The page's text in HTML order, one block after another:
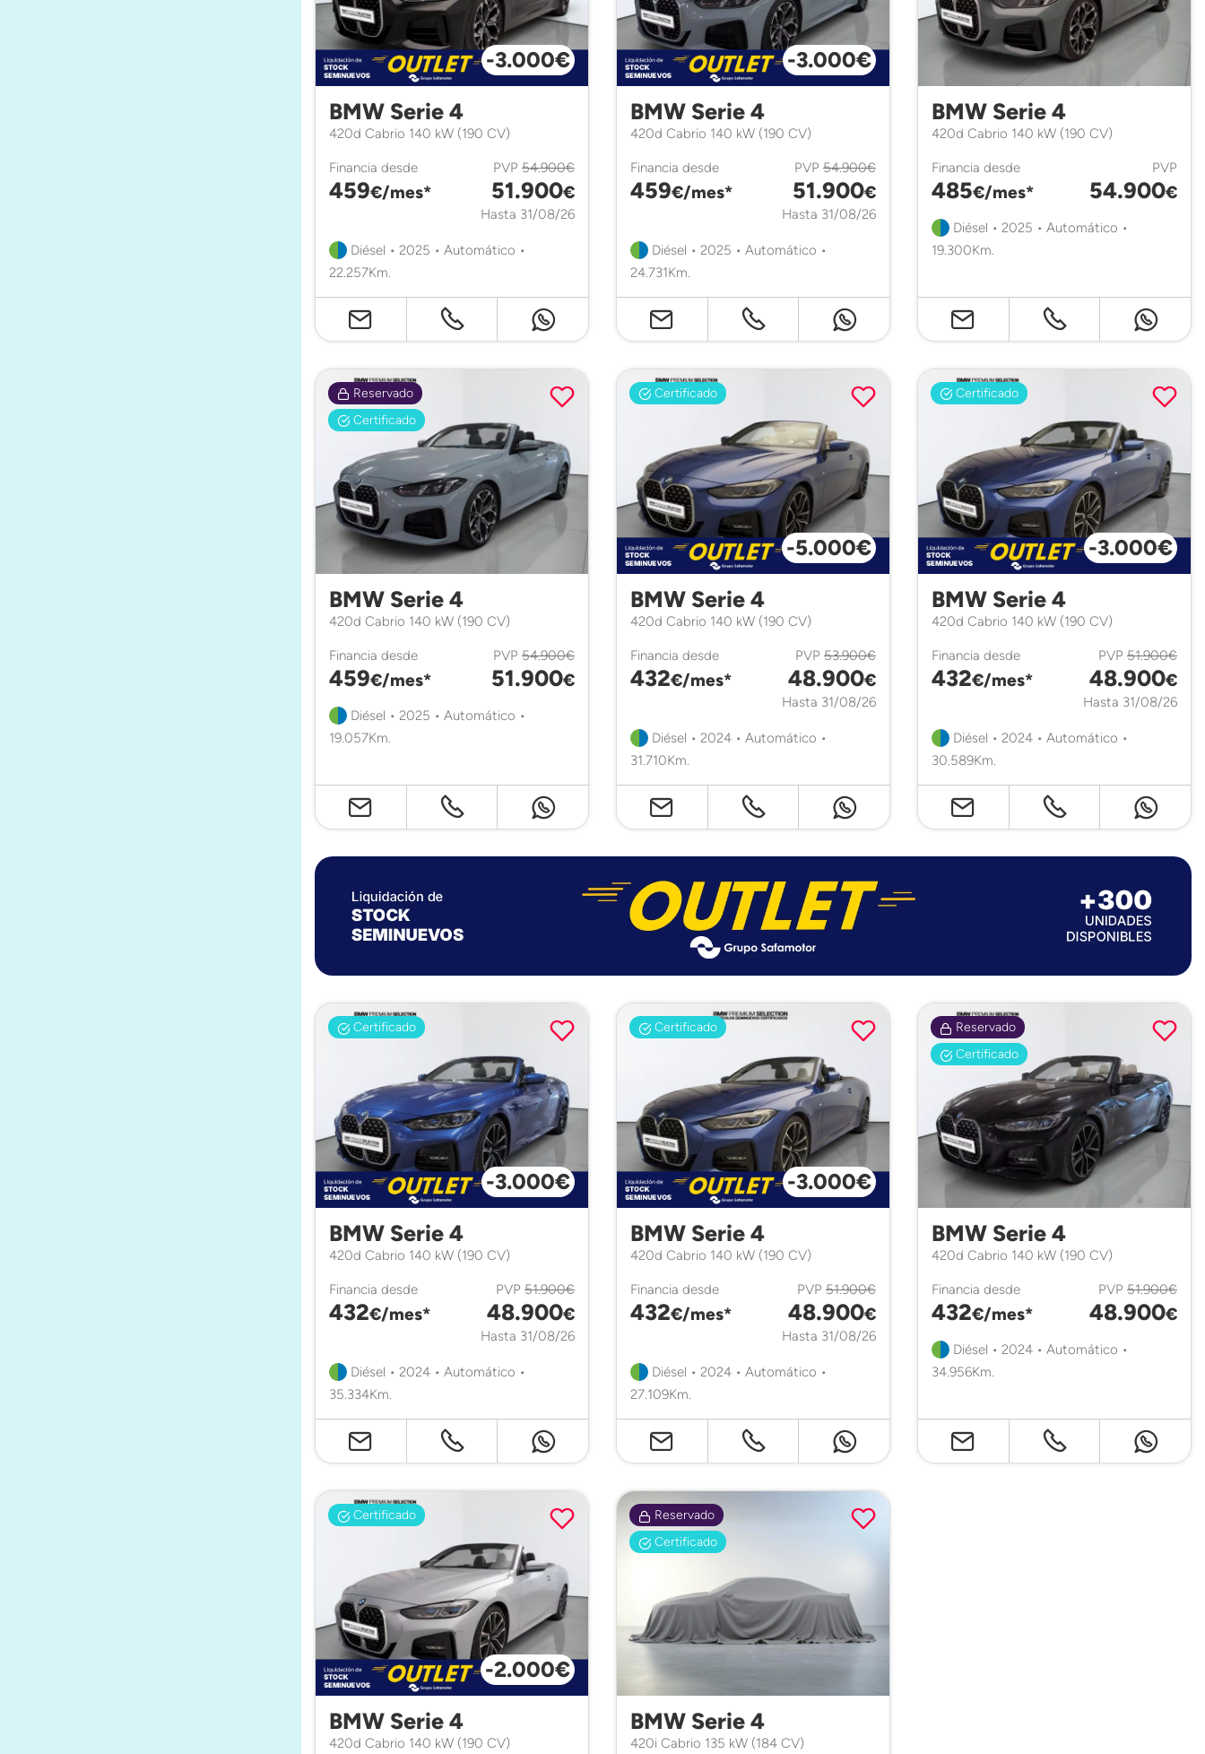
-3.000€
BMW Serie 4
420d Cabrio 140 kW (190 CV)
Financia desde
459€/mes*
PVP 54.900€
51.900€
Hasta 31/08/26
Diésel • 2025 • Automático •
22.257Km.
-3.000€
BMW Serie 4
420d Cabrio 140 kW (190 CV)
Financia desde
459€/mes*
PVP 54.900€
51.900€
Hasta 31/08/26
Diésel • 2025 • Automático •
24.731Km.
BMW Serie 4
420d Cabrio 140 kW (190 CV)
Financia desde
485€/mes*
PVP
54.900€
Diésel • 2025 • Automático •
19.300Km.
Reservado
Certificado
BMW Serie 4
420d Cabrio 140 kW (190 CV)
Financia desde
459€/mes*
PVP 54.900€
51.900€
Diésel • 2025 • Automático •
19.057Km.
Certificado
-5.000€
BMW Serie 4
420d Cabrio 140 kW (190 CV)
Financia desde
432€/mes*
PVP 53.900€
48.900€
Hasta 31/08/26
Diésel • 2024 • Automático •
31.710Km.
Certificado
-3.000€
BMW Serie 4
420d Cabrio 140 kW (190 CV)
Financia desde
432€/mes*
PVP 51.900€
48.900€
Hasta 31/08/26
Diésel • 2024 • Automático •
30.589Km.
Certificado
-3.000€
BMW Serie 4
420d Cabrio 140 kW (190 CV)
Financia desde
432€/mes*
PVP 51.900€
48.900€
Hasta 31/08/26
Diésel • 2024 • Automático •
35.334Km.
Certificado
-3.000€
BMW Serie 4
420d Cabrio 140 kW (190 CV)
Financia desde
432€/mes*
PVP 51.900€
48.900€
Hasta 31/08/26
Diésel • 2024 • Automático •
27.109Km.
Reservado
Certificado
BMW Serie 4
420d Cabrio 140 kW (190 CV)
Financia desde
432€/mes*
PVP 51.900€
48.900€
Diésel • 2024 • Automático •
34.956Km.
Certificado
-2.000€
BMW Serie 4
420d Cabrio 140 kW (190 CV)
Reservado
Certificado
BMW Serie 4
420i Cabrio 135 kW (184 CV)